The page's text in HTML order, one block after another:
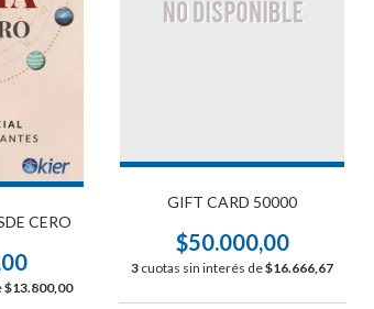
CERO
$13.800,00
GIFT CARD 50000
$50.000,00
3 cuotas sin interés de$16.666,67